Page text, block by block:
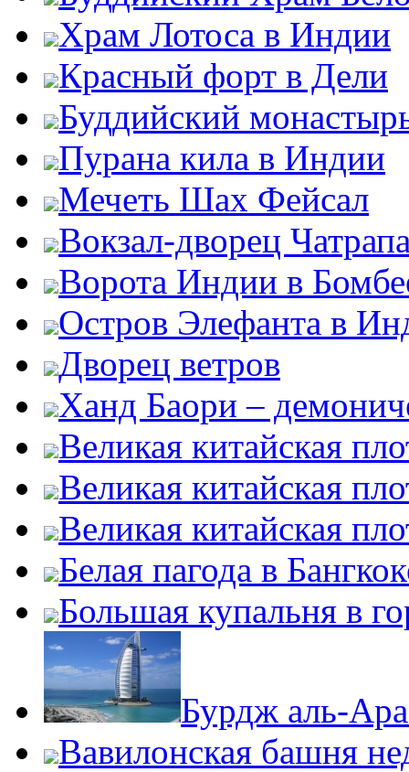
Храм Лотоса в Индии
Красный форт в Дели
Буддийский
Пурана кила в Индии
Мечеть Шах Фейсал
Вокзал-дворец
Ворота Индии в
Остров Элефанта в
Дворец ветров
Ханд Баори –
Великая китайская
Великая китайская
Великая китайская
Белая пагода в
Большая купальня в
Бурдж аль-
Вавилонская башня